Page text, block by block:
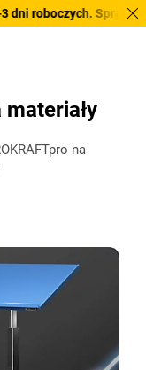
Sprawdź naszą
na